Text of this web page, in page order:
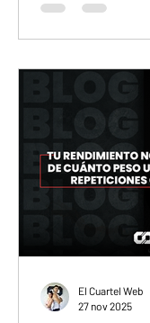
prioridades se
libertad a lo
son las
movimiento
inmediato: La
autonomía El
orienta hacia la
El Cuartel Web
27 nov 2025